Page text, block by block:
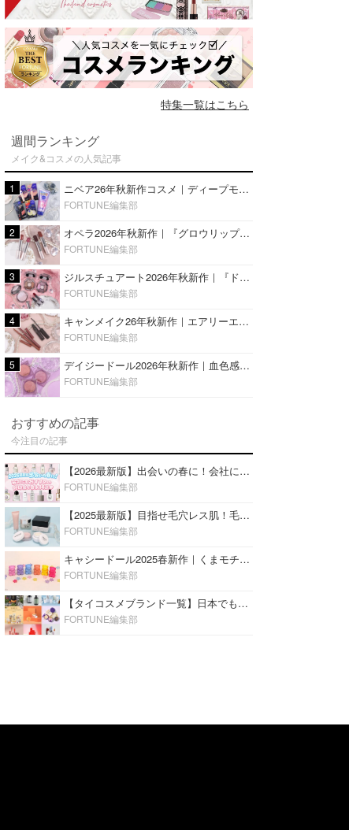
特集一覧はこちら
週間ランキング
メイク&コスメの人気記事
1 ニベア26年秋新作コスメ｜ディープモイスチャーリップの美容液タイプや2in1ボディクリームスクラブも
FORTUNE編集部
2 オペラ2026年秋新作｜『グロウリップティント』の新色・限定色はローズジャムカラー♡全4色をレビュー
FORTUNE編集部
3 ジルスチュアート2026年秋新作｜『ドレスドブルーム アイズ』新色や限定ハイライト・リップをレビュー
FORTUNE編集部
4 キャンメイク26年秋新作｜エアリーエクステンションライナー＆カールスナイパーマスカラ新色をレビュー
FORTUNE編集部
5 デイジードール2026年秋新作｜血色感が可愛い♡『パウダー ブラッシュ ブルーム』新3色をレビュー
FORTUNE編集部
おすすめの記事
今注目の記事
【2026最新版】出会いの春に！会社にもおすすめの好印象な香水14選♡ビジネスの場での香水マナーも
FORTUNE編集部
【2025最新版】目指せ毛穴レス肌！毛穴を埋めて隠す「おすすめ部分用下地＆プライマー」ランキング♡
FORTUNE編集部
キャシードール2025春新作｜くまモチーフのミニリップ「シャイニーベア リップモイスト」をレビュー♡
FORTUNE編集部
【タイコスメブランド一覧】日本でも人気沸騰中の“タイコスメ”ブランド20選！
FORTUNE編集部